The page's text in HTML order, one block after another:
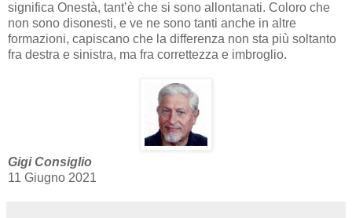
significa Onestà, tant’è che si sono allontanati. Coloro che
non sono disonesti, e ve ne sono tanti anche in altre
formazioni, capiscano che la differenza non sta più soltanto
fra destra e sinistra, ma fra correttezza e imbroglio.
Gigi Consiglio
11 Giugno 2021